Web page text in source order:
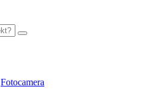
Fotocamera